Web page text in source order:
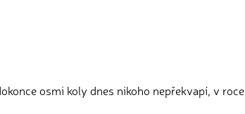
osmi koly dnes nikoho nepřekvapí, v roce